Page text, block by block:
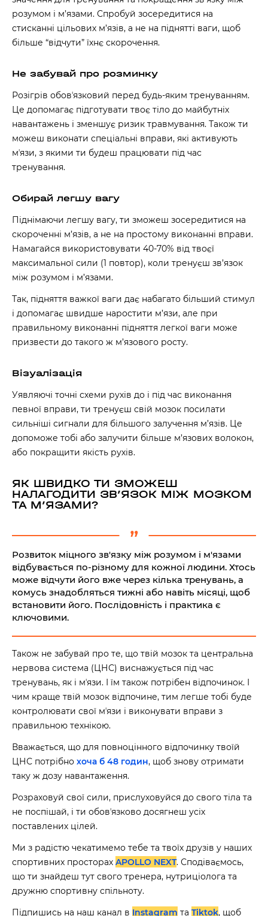
розумом і м’язами. Спробуй зосередитися на
стисканні цільових м’язів, а не на піднятті ваги, щоб
більше “відчути” їхнє скорочення.
Не забувай про розминку
Розігрів обовʼязковий перед будь-яким тренуванням.
Це допомагає підготувати твоє тіло до майбутніх
навантажень і зменшує ризик травмування. Також ти
можеш виконати спеціальні вправи, які активують
мʼязи, з якими ти будеш працювати під час
тренування.
Обирай легшу вагу
Піднімаючи легшу вагу, ти зможеш зосередитися на
скороченні м’язів, а не на простому виконанні вправи.
Намагайся використовувати 40-70% від твоєї
максимальної сили (1 повтор), коли тренуєш зв’язок
між розумом і м’язами.
Так, підняття важкої ваги дає набагато більший стимул
і допомагає швидше наростити м’язи, але при
правильному виконанні підняття легкої ваги може
призвести до такого ж м’язового росту.
Візуалізація
Уявляючі точні схеми рухів до і під час виконання
певної вправи, ти тренуєш свій мозок посилати
сильніші сигнали для більшого залучення м’язів. Це
допоможе тобі або залучити більше м’язових волокон,
або покращити якість рухів.
ЯК ШВИДКО ТИ ЗМОЖЕШ
НАЛАГОДИТИ ЗВʼЯЗОК МІЖ МОЗКОМ
ТА МʼЯЗАМИ?
Розвиток міцного зв'язку між розумом і м'язами
відбувається по-різному для кожної людини. Хтось
може відчути його вже через кілька тренувань, а
комусь знадобляться тижні або навіть місяці, щоб
встановити його. Послідовність і практика є
ключовими.
Також не забувай про те, що твій мозок та центральна
нервова система (ЦНС) виснажується під час
тренувань, як і мʼязи. І їм також потрібен відпочинок. І
чим краще твій мозок відпочине, тим легше тобі буде
контролювати свої мʼязи і виконувати вправи з
правильною технікою.
Вважається, що для повноцінного відпочинку твоїй
ЦНС потрібно хоча б 48 годин, щоб знову отримати
таку ж дозу навантаження.
Розраховуй свої сили, прислуховуйся до свого тіла та
не поспішай, і ти обовʼязково досягнеш усіх
поставлених цілей.
Ми з радістю чекатимемо тебе та твоїх друзів у наших
спортивних просторах APOLLO NEXT. Сподіваємось,
що ти знайдеш тут свого тренера, нутриціолога та
дружню спортивну спільноту.
Підпишись на наш канал в Instagram та Tiktok, щоб